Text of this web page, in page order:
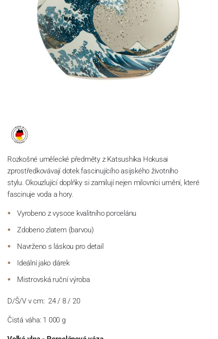
Rozkošné umělecké předměty z Katsushika Hokusai
zprostředkovávají dotek fascinujícího asijského životního
stylu. Okouzlující doplňky si zamilují nejen milovníci umění, které
fascinuje voda a hory.
Vyrobeno z vysoce kvalitního porcelánu
Zdobeno zlatem (barvou)
Navrženo s láskou pro detail
Ideální jako dárek
Mistrovská ruční výroba
D/Š/V v cm: 24 / 8 / 20
Čistá váha: 1 000 g